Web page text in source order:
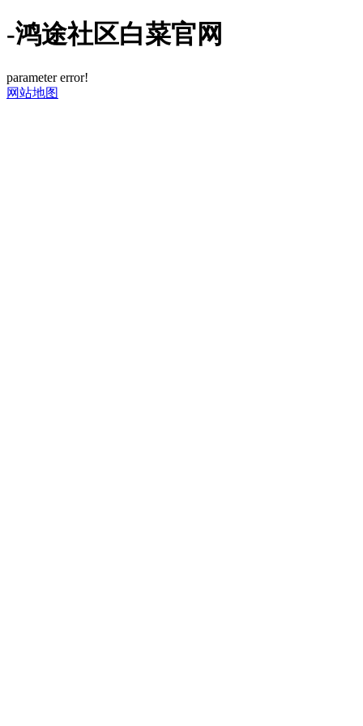
-鸿途社区白菜官网
parameter error!
网站地图